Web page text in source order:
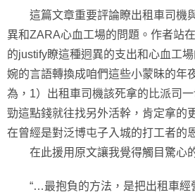
這篇文章重要評論瞭出租車司機
異和ZARA心血工場的問題。作者站
的justify瞭這種迥異的支出和心血工
婉的言語轉換成咱們這些小蒙昧的年
為，1）出租車司機該死拿的比派司
勁這點錢就往找另外活幹，肯定拿的
在曾經是對泛博屯子入城的打工者的
在此援用原文讓我覺得觸目驚心的
“…最抱負的方法，是把出租車經營